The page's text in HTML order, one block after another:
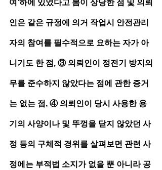
여’하에 있었다고 봄이 상당한 점 및 의뢰
인은 같은 규정에 의거 작업시 안전관리
자의 참여를 필수적으로 요하는 자가 아
니기도 한 점, ③ 의뢰인이 정전기 방지의
무를 준수하지 않았다는 점에 관한 증거
는 없는 점, ④ 의뢰인이 당시 사용한 용
기의 사양이나 및 뚜껑을 닫지 않았던 사
정 등의 구체적 경위를 살펴보면 관련 사
정에는 부적법 소지가 없을 뿐 아니라 공